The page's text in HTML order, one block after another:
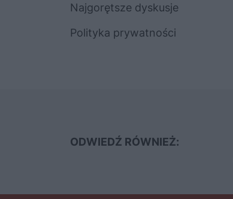
Najgorętsze dyskusje
Polityka prywatności
ODWIEDŹ RÓWNIEŻ: